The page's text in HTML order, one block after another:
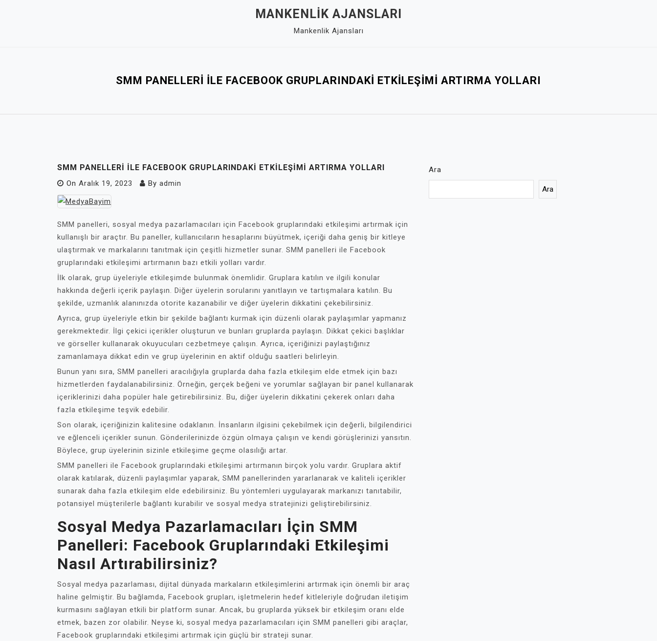
MANKENLIK AJANSLARI
Mankenlik Ajansları
SMM PANELLERI ILE FACEBOOK GRUPLARINDAKI ETKILEŞIMI ARTIRMA YOLLARI
SMM PANELLERI ILE FACEBOOK GRUPLARINDAKI ETKILEŞIMI ARTIRMA YOLLARI
On Aralık 19, 2023 By admin
SMM panelleri, sosyal medya pazarlamacıları için Facebook gruplarındaki etkileşimi artırmak için
kullanışlı bir araçtır. Bu paneller, kullanıcıların hesaplarını büyütmek, içeriği daha geniş bir kitleye
ulaştırmak ve markalarını tanıtmak için çeşitli hizmetler sunar. SMM panelleri ile Facebook
gruplarındaki etkileşimi artırmanın bazı etkili yolları vardır.
İlk olarak, grup üyeleriyle etkileşimde bulunmak önemlidir. Gruplara katılın ve ilgili konular
hakkında değerli içerik paylaşın. Diğer üyelerin sorularını yanıtlayın ve tartışmalara katılın. Bu
şekilde, uzmanlık alanınızda otorite kazanabilir ve diğer üyelerin dikkatini çekebilirsiniz.
Ayrıca, grup üyeleriyle etkin bir şekilde bağlantı kurmak için düzenli olarak paylaşımlar yapmanız
gerekmektedir. İlgi çekici içerikler oluşturun ve bunları gruplarda paylaşın. Dikkat çekici başlıklar
ve görseller kullanarak okuyucuları cezbetmeye çalışın. Ayrıca, içeriğinizi paylaştığınız
zamanlamaya dikkat edin ve grup üyelerinin en aktif olduğu saatleri belirleyin.
Bunun yanı sıra, SMM panelleri aracılığıyla gruplarda daha fazla etkileşim elde etmek için bazı
hizmetlerden faydalanabilirsiniz. Örneğin, gerçek beğeni ve yorumlar sağlayan bir panel kullanarak
içeriklerinizi daha popüler hale getirebilirsiniz. Bu, diğer üyelerin dikkatini çekerek onları daha
fazla etkileşime teşvik edebilir.
Son olarak, içeriğinizin kalitesine odaklanın. İnsanların ilgisini çekebilmek için değerli, bilgilendirici
ve eğlenceli içerikler sunun. Gönderilerinizde özgün olmaya çalışın ve kendi görüşlerinizi yansıtın.
Böylece, grup üyelerinin sizinle etkileşime geçme olasılığı artar.
SMM panelleri ile Facebook gruplarındaki etkileşimi artırmanın birçok yolu vardır. Gruplara aktif
olarak katılarak, düzenli paylaşımlar yaparak, SMM panellerinden yararlanarak ve kaliteli içerikler
sunarak daha fazla etkileşim elde edebilirsiniz. Bu yöntemleri uygulayarak markanızı tanıtabilir,
potansiyel müşterilerle bağlantı kurabilir ve sosyal medya stratejinizi geliştirebilirsiniz.
Sosyal Medya Pazarlamacıları İçin SMM
Panelleri: Facebook Gruplarındaki Etkileşimi
Nasıl Artırabilirsiniz?
Sosyal medya pazarlaması, dijital dünyada markaların etkileşimlerini artırmak için önemli bir araç
haline gelmiştir. Bu bağlamda, Facebook grupları, işletmelerin hedef kitleleriyle doğrudan iletişim
kurmasını sağlayan etkili bir platform sunar. Ancak, bu gruplarda yüksek bir etkileşim oranı elde
etmek, bazen zor olabilir. Neyse ki, sosyal medya pazarlamacıları için SMM panelleri gibi araçlar,
Facebook gruplarındaki etkileşimi artırmak için güçlü bir strateji sunar.
Ara
Ara